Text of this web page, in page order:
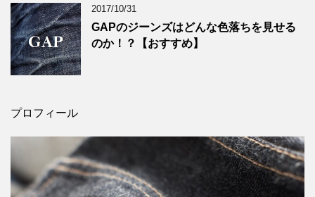
2017/10/31
GAPのジーンズはどんな色落ちを見せる
のか！？【おすすめ】
プロフィール